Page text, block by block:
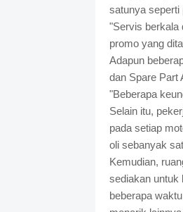
satunya seperti
"Servis berkala
promo yang
Adapun
dan Spare Part
"Beberapa
Selain itu,
pada setiap
oli sebanyak
Kemudian,
sediakan untuk
beberapa